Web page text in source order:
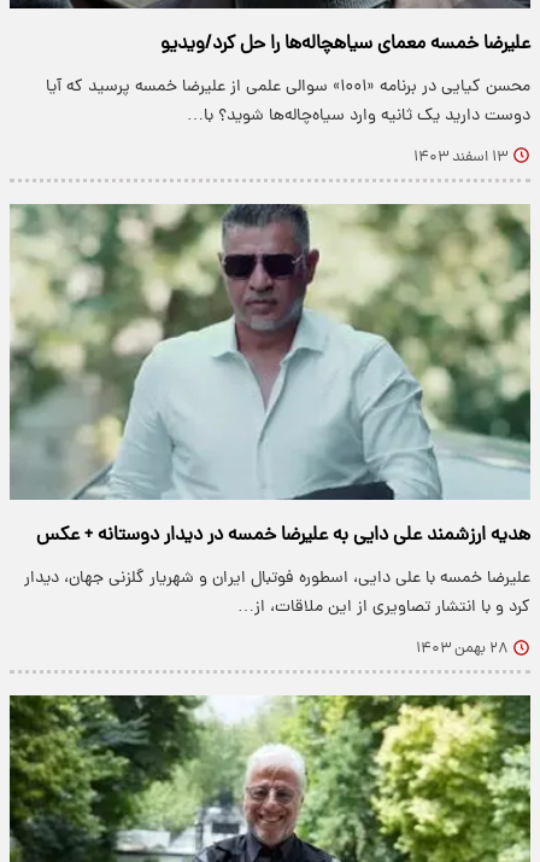
علیرضا خمسه معمای سیاهچاله‌ها را حل کرد/ویدیو
محسن کیایی در برنامه «۱۰۰۱» سوالی علمی از علیرضا خمسه پرسید که آیا
دوست دارید یک ثانیه وارد سیاه‌چاله‌ها شوید؟ با…
۱۳ اسفند ۱۴۰۳
هدیه ارزشمند علی دایی به علیرضا خمسه در دیدار دوستانه + عکس
علیرضا خمسه با علی دایی، اسطوره فوتبال ایران و شهریار گلزنی جهان، دیدار
کرد و با انتشار تصاویری از این ملاقات، از…
۲۸ بهمن ۱۴۰۳